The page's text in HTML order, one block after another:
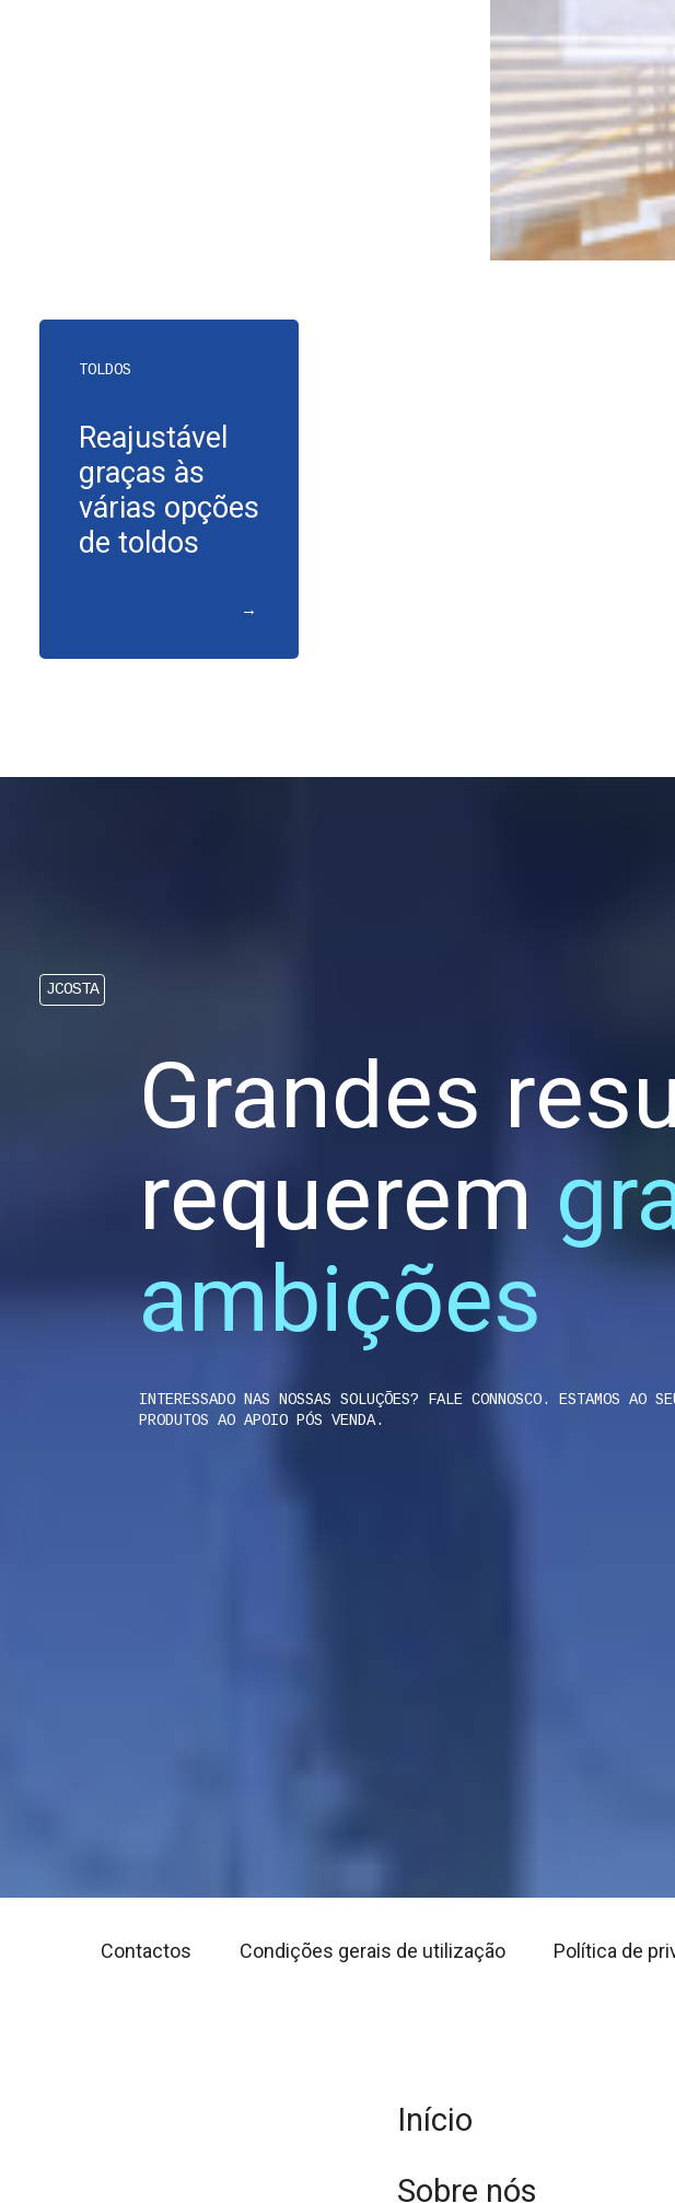
TOLDOS
Reajustável
graças às
várias opções
de toldos
JCOSTA
Grandes
requerem
ambições
INTERESSADO NAS NOSSAS SOLUÇÕES? FALE CONNOSCO. ESTAMOS AO
PRODUTOS AO APOIO PÓS VENDA.
Contactos Condições gerais de utilização Política de
Início
Sobre nós